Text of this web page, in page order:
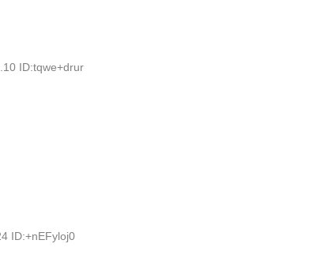
ID:tqwe+drur
ID:+nEFyloj0